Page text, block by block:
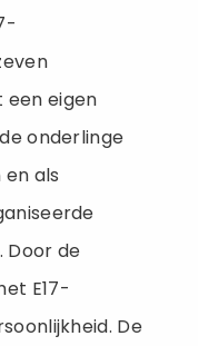
een eigen
onderlinge
als
Door de
E17-
De